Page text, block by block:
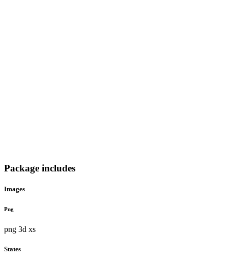
Package includes
Images
Png
png 3d xs
States